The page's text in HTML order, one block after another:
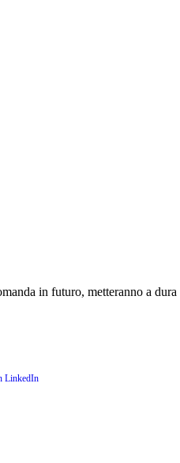
in futuro, metteranno a dura